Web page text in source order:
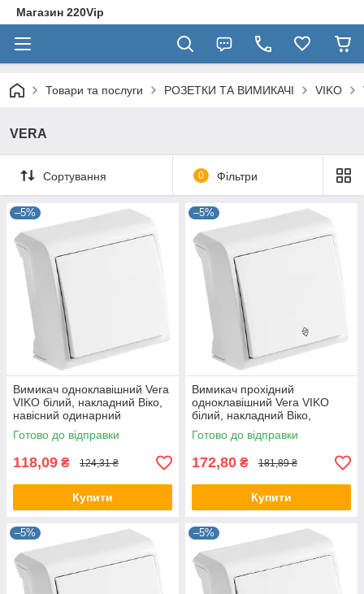
Магазин 220Vip
Товари та послуги РОЗЕТКИ ТА ВИМИКАЧІ VIKO
VERA
Сортування 0 Фільтри
–5%
Вимикач одноклавішний Vera
VIKO білий, накладний Віко,
навісний одинарний
настінний зовнішній
90681001
Готово до відправки
118,09 ₴ 124,31 ₴
Купити
–5%
Вимикач прохідний
одноклавішний Vera VIKO
білий, накладний Віко,
навісний одинарний
настінний 90681004
Готово до відправки
172,80 ₴ 181,89 ₴
Купити
–5% –5%